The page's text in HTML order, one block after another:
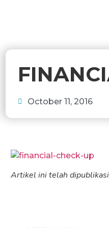
October 11, 2016
Artikel ini telah